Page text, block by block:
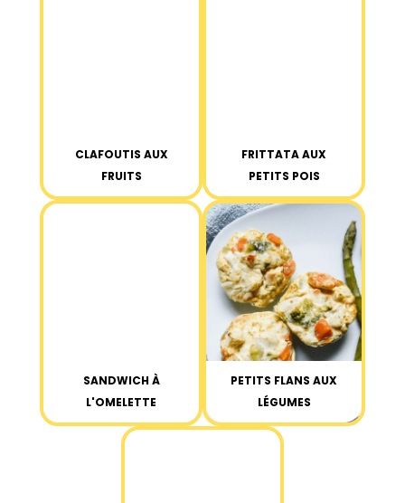
CLAFOUTIS AUX
FRUITS
FRITTATA AUX
PETITS POIS
SANDWICH À
L'OMELETTE
PETITS FLANS AUX
LÉGUMES